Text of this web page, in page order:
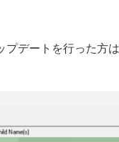
デートを行った方